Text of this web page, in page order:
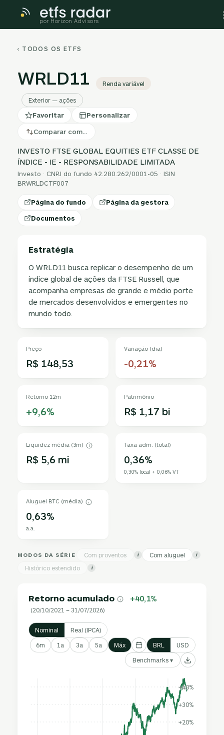
por Horizon Advisors
‹ TODOS OS ETFS
WRLD11 Renda variável
Exterior — ações
Favoritar Personalizar
Comparar com…
INVESTO FTSE GLOBAL EQUITIES ETF CLASSE DE
ÍNDICE - IE - RESPONSABILIDADE LIMITADA
Investo · CNPJ do fundo 42.280.262/0001-05 · ISIN
BRWRLDCTF007
Página do fundo
Página da gestora
Documentos
Estratégia
O WRLD11 busca replicar o desempenho de um
índice global de ações da FTSE Russell, que
acompanha empresas de grande e médio porte
de mercados desenvolvidos e emergentes no
mundo todo.
Preço
R$ 148,53
Variação (dia)
-0,21%
Retorno 12m
+9,6%
Patrimônio
R$ 1,17 bi
Liquidez média (3m)
R$ 5,6 mi
Taxa adm. (total)
0,36%
0,30% local + 0,06% VT
Aluguel BTC (média)
0,63%
a.a.
MODOS DA SÉRIE Com proventos i Com aluguel i
Histórico estendido i
Retorno acumulado +40,1%
(20/10/2021 – 31/07/2026)
Nominal Real (IPCA)
6m 1a 3a 5a Máx BRL USD
Benchmarks ▾
+20%
+30%
+40%